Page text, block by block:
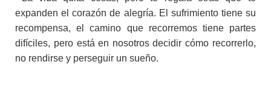
expanden el corazón de alegría. El sufrimiento tiene su
recompensa, el camino que recorremos tiene partes
difíciles, pero está en nosotros decidir cómo recorrerlo,
no rendirse y perseguir un sueño.